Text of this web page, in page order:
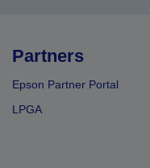
Partners
Epson Partner Portal
LPGA